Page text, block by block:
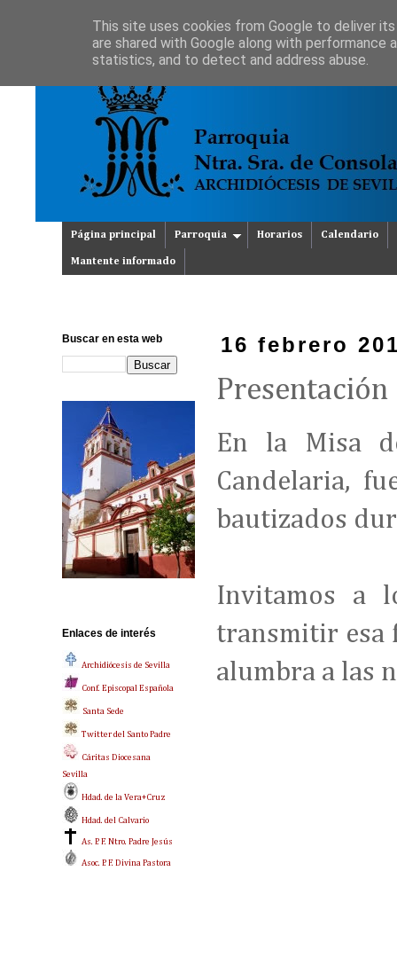
Página principal Parroquia Horarios Calendario
Mantente informado
16 febrero
En la Misa
Candelaria,
bautizados
Invitamos a
transmitir esa
alumbra a las
Buscar en esta web
Enlaces de interés
Archidiócesis de Sevilla
Conf. Episcopal Española
Santa Sede
Twitter del Santo Padre
Cáritas Diocesana
Sevilla
Hdad. de la Vera+Cruz
Hdad. del Calvario
As. P. F. Ntro. Padre Jesús
Asoc. P. F. Divina Pastora
This site uses cookies from Google to deliver
are shared with Google along with
statistics, and to detect and address abuse.